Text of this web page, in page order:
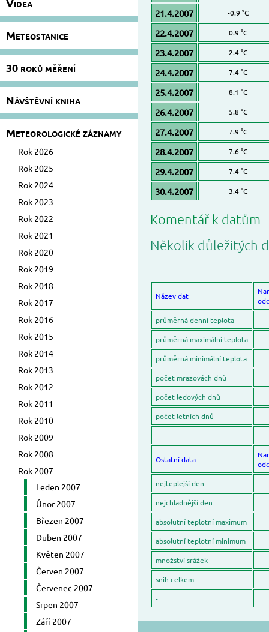
Meteostanice
30 roků měření
Návštěvní kniha
Meteorologické záznamy
Rok 2026
Rok 2025
Rok 2024
Rok 2023
Rok 2022
Rok 2021
Rok 2020
Rok 2019
Rok 2018
Rok 2017
Rok 2016
Rok 2015
Rok 2014
Rok 2013
Rok 2012
Rok 2011
Rok 2010
Rok 2009
Rok 2008
Rok 2007
Leden 2007
Únor 2007
Březen 2007
Duben 2007
Květen 2007
Červen 2007
Červenec 2007
Srpen 2007
Září 2007
21.4.2007 -0.9 °C
22.4.2007 0.9 °C
23.4.2007 2.4 °C
24.4.2007 7.4 °C
25.4.2007 8.1 °C
26.4.2007 5.8 °C
27.4.2007 7.9 °C
28.4.2007 7.6 °C
29.4.2007 7.4 °C
30.4.2007 3.4 °C
Komentář k datům
Několik důležitých
Název dat
průměrná denní teplota
průměrná maximální teplota
průměrná minimální teplota
počet mrazovách dnů
počet ledových dnů
počet letních dnů
-
Ostatní data
nejteplejší den
nejchladnější den
absolutní teplotní maximum
absolutní teplotní minimum
množství srážek
snih celkem
-